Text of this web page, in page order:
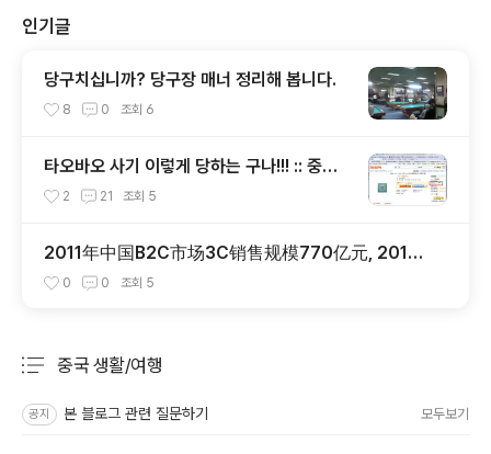
인기글
당구치십니까? 당구장 매너 정리해 봅니다.
8 0 조회 6
타오바오 사기 이렇게 당하는 구나!!! :: 중국
사이버수사대 사건 접수 방법 안내 포함
2 21 조회 5
2011年中国B2C市场3C销售规模770亿元, 2011
년 3C 제품 중국 B2C 쇼핑몰 시작 규모 770억위엔 ::
0 0 조회 5
중국 생활/여행
공지 본 블로그 관련 질문하기 모두보기